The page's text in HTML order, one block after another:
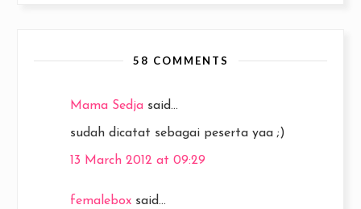
58 COMMENTS
Mama Sedja said...
sudah dicatat sebagai peserta yaa ;)
13 March 2012 at 09:29
femalebox said...